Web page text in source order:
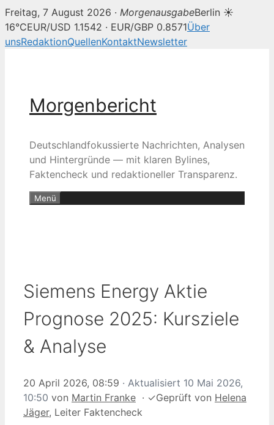
Freitag, 7 August 2026 · MorgenausgabeBerlin ☀
16°CEUR/USD 1.1542 · EUR/GBP 0.8571Über
unsRedaktionQuellenKontaktNewsletter
Morgenbericht
Deutschlandfokussierte Nachrichten, Analysen
und Hintergründe — mit klaren Bylines,
Faktencheck und redaktioneller Transparenz.
Menü
Siemens Energy Aktie
Prognose 2025: Kursziele
& Analyse
20 April 2026, 08:59 · Aktualisiert 10 Mai 2026,
10:50 von Martin Franke · ✓Geprüft von Helena
Jäger, Leiter Faktencheck